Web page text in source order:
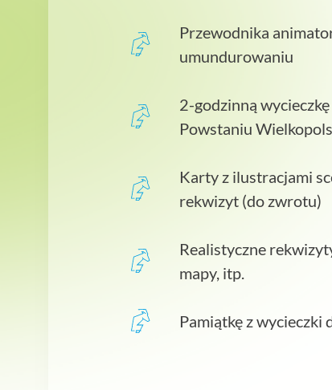
Przewodnika
umundurowaniu
2-godzinną
Powstaniu
Karty z ilustracjami
rekwizyt (do zwrotu)
Realistyczne
mapy, itp.
Pamiątkę z wycieczki